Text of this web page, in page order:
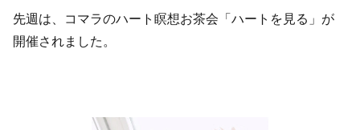
先週は、コマラのハート瞑想お茶会「ハートを見る」が
開催されました。